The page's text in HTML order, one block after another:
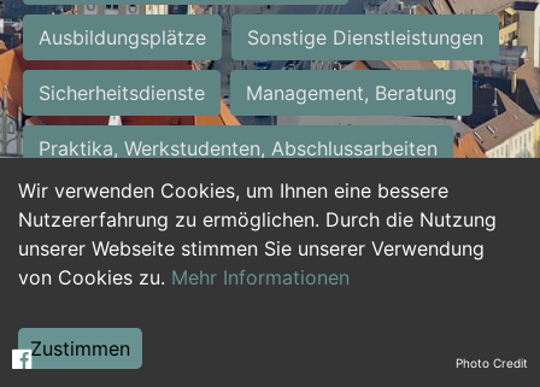
Wir verwenden Cookies, um Ihnen eine bessere
Nutzererfahrung zu ermöglichen. Durch die Nutzung
unserer Webseite stimmen Sie unserer Verwendung
von Cookies zu. Mehr Informationen
Zustimmen
Ausbildungsplätze Sonstige Dienstleistungen
Sicherheitsdienste Management, Beratung
Praktika, Werkstudenten, Abschlussarbeiten
Personalwesen Assistenz, Sekretariat
Hilfskräfte, Aushilfs- und Nebenjobs
Weiterbildung, Studium, duale Ausbildung Photo Credit